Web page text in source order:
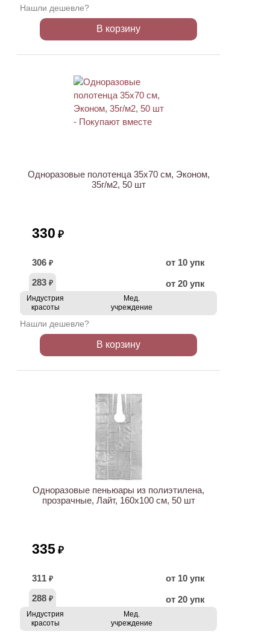
Нашли дешевле?
В корзину
Одноразовые полотенца 35х70 см, Эконом,
35г/м2, 50 шт
330 ₽
306 ₽
от 10 упк
283 ₽ от 20 упк
Индустрия
красоты
Мед.
учреждение
Нашли дешевле?
В корзину
Одноразовые пеньюары из полиэтилена,
прозрачные, Лайт, 160х100 см, 50 шт
335 ₽
311 ₽
от 10 упк
288 ₽ от 20 упк
Индустрия
красоты
Мед.
учреждение